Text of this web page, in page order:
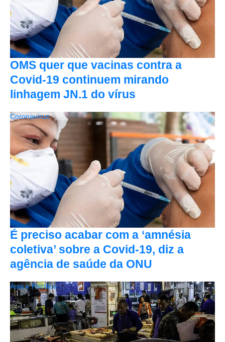
OMS quer que vacinas contra a
Covid-19 continuem mirando
linhagem JN.1 do vírus
É preciso acabar com a ‘amnésia
coletiva’ sobre a Covid-19, diz a
agência de saúde da ONU
Coronavírus
Ásia e Pacífico